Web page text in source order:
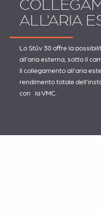
ALL'ARIA
Lo Stûv 30 offre la
all'aria esterna, sotto il
Il collegamento all'aria
rendimento totale
con la VMC.